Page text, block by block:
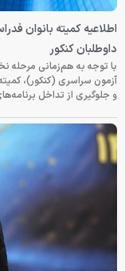
اطلاعیه کمیته بانوان
داوطلبان کنکور
با توجه به هم‌زمانی مرحله
آزمون سراسری (کنکور)،
و جلوگیری از تداخل